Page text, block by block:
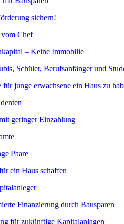
sichern!
Chef
– Keine Immobilie
Schüler, Berufsanfänger und
für junge erwachsene ein Haus zu
geringer Einzahlung
Paare
ein Haus schaffen
Finanzierung durch Bausparen
für zukünftige Kapitalanlagen